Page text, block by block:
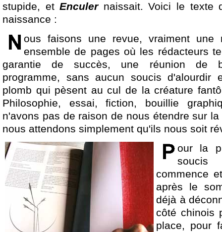
stupide, etEnculernaissait. Voici le texte
naissance :
ous faisons une revue, vraiment une
ensemble de pages où les rédacteurs
garantie de succès, une réunion de
programme, sans aucun soucis d'alourdir
plomb qui pèsent au cul de la créature
Philosophie, essai, fiction, bouillie
n'avons pas de raison de nous étendre sur
nous attendons simplement qu'ils nous soit
our la
commence
après le
déjà à
côté chinois
place, pour